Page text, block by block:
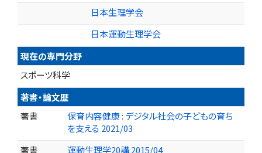
日本生理学会
日本運動生理学会
現在の専門分野
スポーツ科学
著書・論文歴
著書
保育内容健康 : デジタル社会の子どもの育ち
を支える 2021/03
著書
運動生理学20講 2015/04